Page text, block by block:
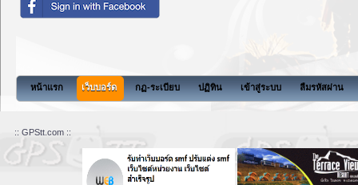
หน้าแรก เว็บบอร์ด กฏ-ระเบียบ ปฏิทิน เข้าสู่ระบบ ลืมรหัสผ่าน
:: GPStt.com ::